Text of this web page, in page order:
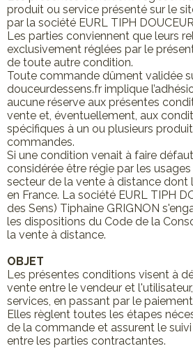
produit ou service présenté sur le
par la société EURL TIPH
Les parties conviennent que leurs
exclusivement réglées par le
de toute autre condition.
Toute commande dûment validée
douceurdessens.fr implique
aucune réserve aux présentes
vente et, éventuellement, aux
spécifiques à un ou plusieurs
commandes.
Si une condition venait à faire
considérée être régie par les
secteur de la vente à distance dont
en France. La société EURL TIPH
des Sens) Tiphaine GRIGNON
les dispositions du Code de la
la vente à distance.
OBJET
Les présentes conditions visent à
vente entre le vendeur et
services, en passant par le
Elles règlent toutes les étapes
de la commande et assurent le
entre les parties contractantes.